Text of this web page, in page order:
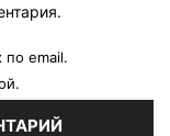
по email.